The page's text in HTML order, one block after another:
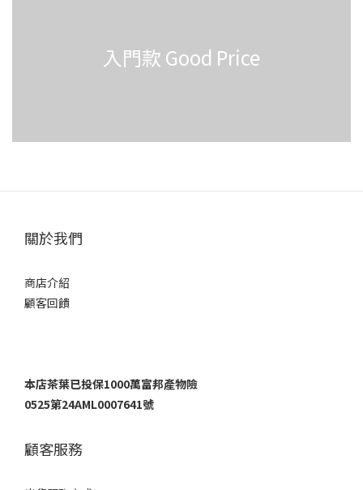
入門款 Good Price
關於我們
商店介紹
顧客回饋
本店茶葉已投保1000萬富邦產物險
0525第24AML0007641號
顧客服務